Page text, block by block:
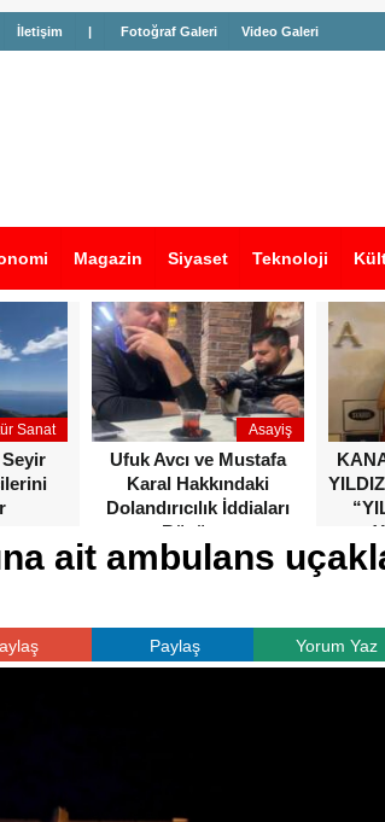
İletişim | Fotoğraf Galeri Video Galeri
Magazin Siyaset Teknoloji
Sanat Asayiş
Ufuk Avcı ve Mustafa
Karal Hakkındaki
Dolandırıcılık İddiaları
Büyüyor
ait ambulans
Paylaş Yorum Yaz